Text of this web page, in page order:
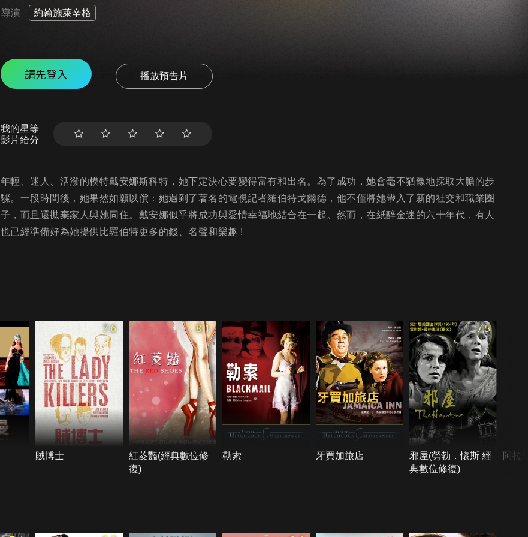
導演 約翰施萊辛格
請先登入 播放預告片
我的星等
影片給分
年輕、迷人、活潑的模特戴安娜斯科特，她下定決心要變得富有和出名。為了成功，她會毫不猶豫地採取大膽的步
驟。一段時間後，她果然如願以償：她遇到了著名的電視記者羅伯特戈爾德，他不僅將她帶入了新的社交和職業圈
子，而且還拋棄家人與她同住。戴安娜似乎將成功與愛情幸福地結合在一起。然而，在紙醉金迷的六十年代，有人
也已經準備好為她提供比羅伯特更多的錢、名聲和樂趣 !
7.6
賊博士
8.1
紅菱豔(經典數位修
復)
勒索 牙買加旅店
7.5
邪屋(勞勃．懷斯 經
典數位修復)
阿拉